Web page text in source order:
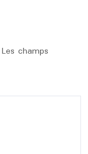
Les champs